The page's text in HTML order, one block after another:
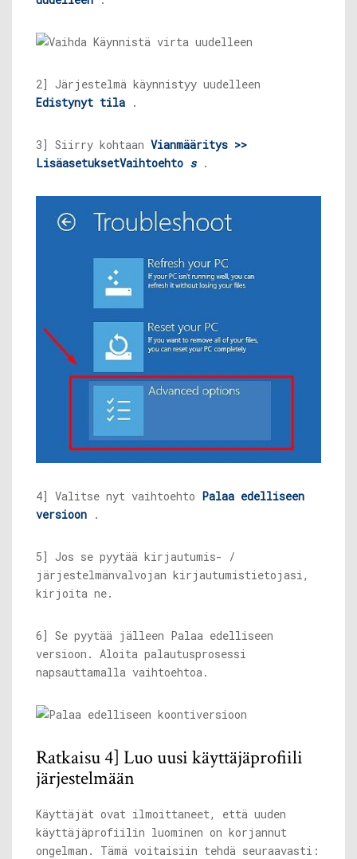
2] Järjestelmä käynnistyy uudelleen
Edistynyt tila .
3] Siirry kohtaan Vianmääritys >>
LisäasetuksetVaihtoehto s .
4] Valitse nyt vaihtoehto Palaa edelliseen
versioon .
5] Jos se pyytää kirjautumis- /
järjestelmänvalvojan kirjautumistietojasi,
kirjoita ne.
6] Se pyytää jälleen Palaa edelliseen
versioon. Aloita palautusprosessi
napsauttamalla vaihtoehtoa.
Ratkaisu 4] Luo uusi käyttäjäprofiili
järjestelmään
Käyttäjät ovat ilmoittaneet, että uuden
käyttäjäprofiilin luominen on korjannut
ongelman. Tämä voitaisiin tehdä seuraavasti: